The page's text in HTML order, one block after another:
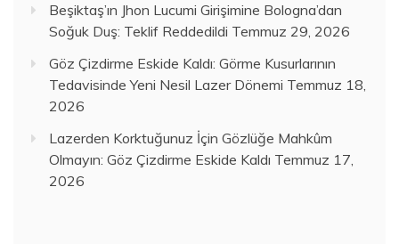
Beşiktaş’ın Jhon Lucumi Girişimine Bologna’dan
Soğuk Duş: Teklif Reddedildi Temmuz 29, 2026
Göz Çizdirme Eskide Kaldı: Görme Kusurlarının
Tedavisinde Yeni Nesil Lazer Dönemi Temmuz 18,
2026
Lazerden Korktuğunuz İçin Gözlüğe Mahkûm
Olmayın: Göz Çizdirme Eskide Kaldı Temmuz 17,
2026